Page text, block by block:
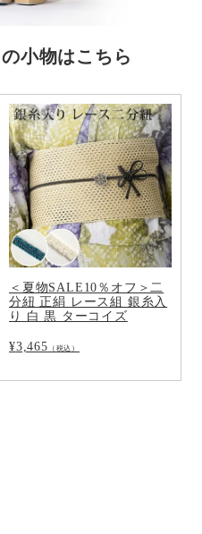
小物はこちら
＜夏物SALE10％オフ＞二
分紐 正絹 レース組 銀糸入
り 白 黒 ターコイズ
¥3,465 （税込）